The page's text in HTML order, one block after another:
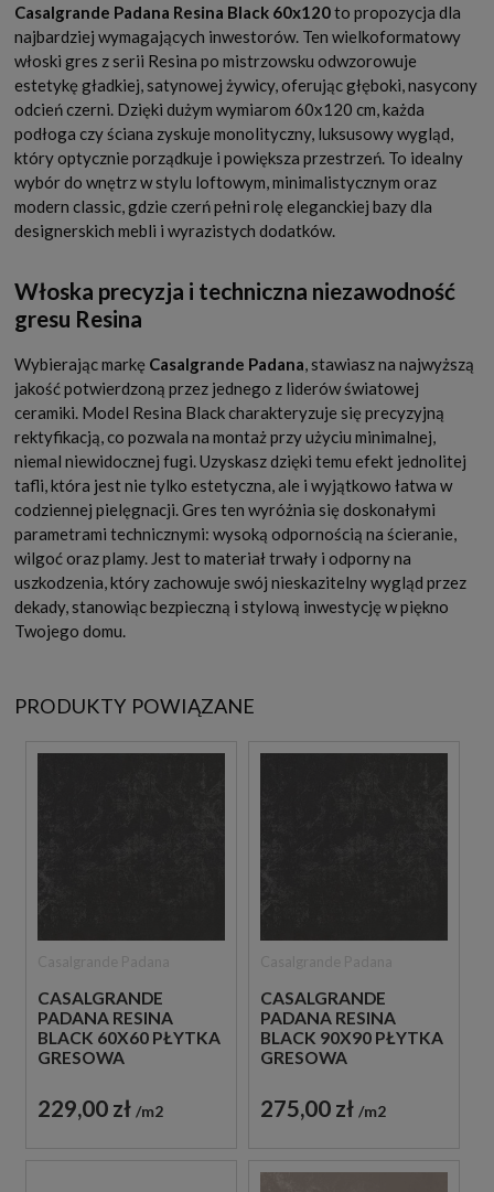
Casalgrande Padana Resina Black 60x120to propozycja dla
najbardziej wymagających inwestorów. Ten wielkoformatowy
włoski gres z serii Resina po mistrzowsku odwzorowuje
estetykę gładkiej, satynowej żywicy, oferując głęboki, nasycony
odcień czerni. Dzięki dużym wymiarom 60x120 cm, każda
podłoga czy ściana zyskuje monolityczny, luksusowy wygląd,
który optycznie porządkuje i powiększa przestrzeń. To idealny
wybór do wnętrz w stylu loftowym, minimalistycznym oraz
modern classic, gdzie czerń pełni rolę eleganckiej bazy dla
designerskich mebli i wyrazistych dodatków.
Włoska precyzja i techniczna niezawodność
gresu Resina
Wybierając markę Casalgrande Padana, stawiasz na najwyższą
jakość potwierdzoną przez jednego z liderów światowej
ceramiki. Model Resina Black charakteryzuje się precyzyjną
rektyfikacją, co pozwala na montaż przy użyciu minimalnej,
niemal niewidocznej fugi. Uzyskasz dzięki temu efekt jednolitej
tafli, która jest nie tylko estetyczna, ale i wyjątkowo łatwa w
codziennej pielęgnacji. Gres ten wyróżnia się doskonałymi
parametrami technicznymi: wysoką odpornością na ścieranie,
wilgoć oraz plamy. Jest to materiał trwały i odporny na
uszkodzenia, który zachowuje swój nieskazitelny wygląd przez
dekady, stanowiąc bezpieczną i stylową inwestycję w piękno
Twojego domu.
PRODUKTY POWIĄZANE
CASALGRANDE
PADANA RESINA
BLACK 60X60 PŁYTKA
GRESOWA
229,00 zł m2
CASALGRANDE
PADANA RESINA
BLACK 90X90 PŁYTKA
GRESOWA
275,00 zł m2